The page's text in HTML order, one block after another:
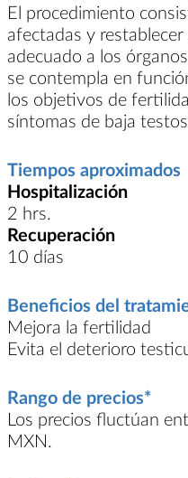
El procedimiento
afectadas y
adecuado a los
se contempla en
los objetivos de
síntomas de baja
Tiempos aproximados
Hospitalización
2 hrs.
Recuperación
10 días
Beneficios del
Mejora la fertilidad
Evita el deterioro
Rango de precios*
Los precios fluctúan
MXN.